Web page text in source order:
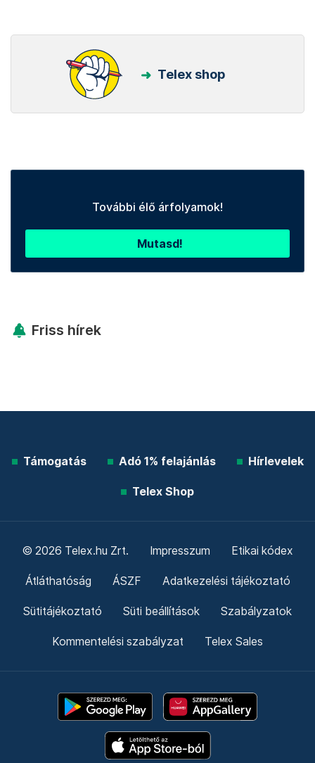
Telex shop
További élő árfolyamok!
Mutasd!
Friss hírek
Támogatás Adó 1% felajánlás Hírlevelek
Telex Shop
© 2026 Telex.hu Zrt. Impresszum Etikai kódex
Átláthatóság ÁSZF Adatkezelési tájékoztató
Sütitájékoztató Süti beállítások Szabályzatok
Kommentelési szabályzat Telex Sales